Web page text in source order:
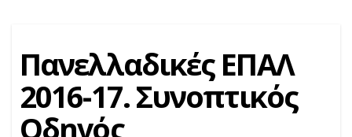
Πανελλαδικές ΕΠΑΛ
2016-17. Συνοπτικός
Οδηγός